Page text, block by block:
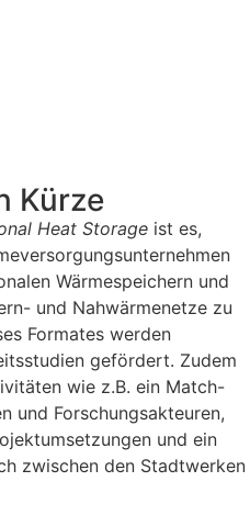
Kürze
Heat Storage ist es,
Wärmespeichern und
und Nahwärmenetze zu
Formates werden
gefördert. Zudem
wie z.B. ein Match-
und Forschungsakteuren,
und ein
zwischen den Stadtwerken